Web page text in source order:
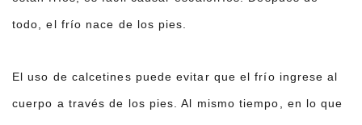
todo, el frío nace de los pies.
El uso de calcetines puede evitar que el frío ingrese al
cuerpo a través de los pies. Al mismo tiempo, en lo que